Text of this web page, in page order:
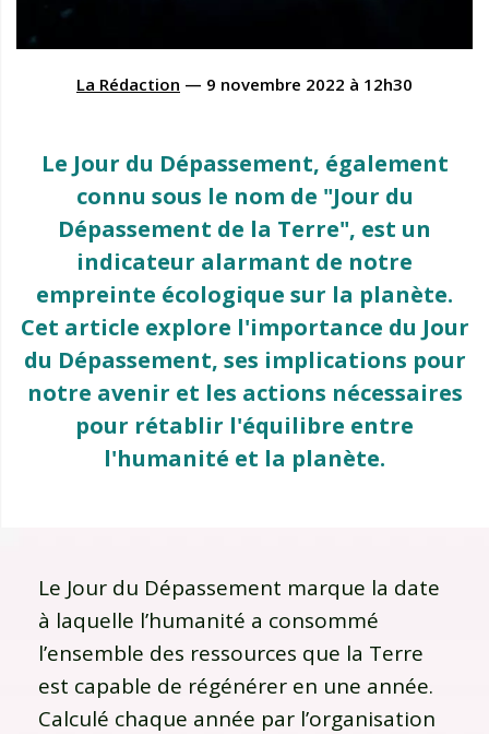
La Rédaction — 9 novembre 2022 à 12h30
Le Jour du Dépassement, également
connu sous le nom de "Jour du
Dépassement de la Terre", est un
indicateur alarmant de notre
empreinte écologique sur la planète.
Cet article explore l'importance du Jour
du Dépassement, ses implications pour
notre avenir et les actions nécessaires
pour rétablir l'équilibre entre
l'humanité et la planète.
Le Jour du Dépassement marque la date
à laquelle l’humanité a consommé
l’ensemble des ressources que la Terre
est capable de régénérer en une année.
Calculé chaque année par l’organisation